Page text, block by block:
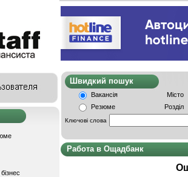
Швидкий
Вакансія
Місто
Резюме
Розділ
Ключові слова
Работа в Ощадбанк